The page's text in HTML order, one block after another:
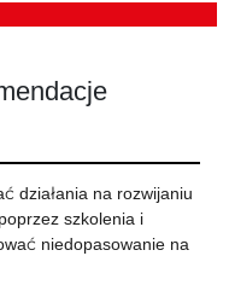
działania na rozwijaniu
szkolenia i
niedopasowanie na